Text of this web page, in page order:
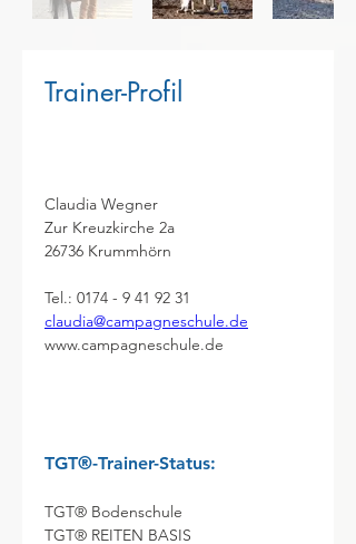
Trainer-Profil
Claudia Wegner
Zur Kreuzkirche 2a
26736 Krummhörn
claudia@campagneschule.de
www.campagneschule.de
TGT®-Trainer-Status:
TGT® Bodenschule